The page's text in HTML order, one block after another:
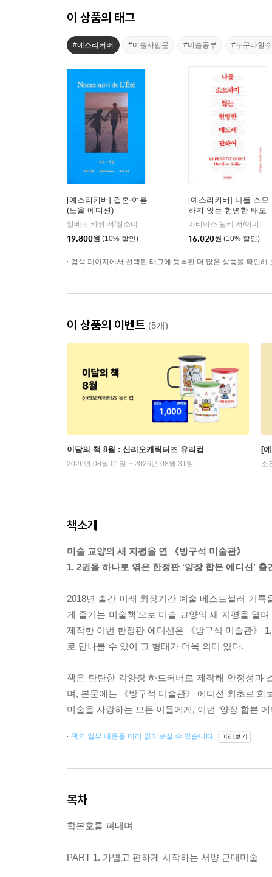
이 상품의 태그
#예스리커버 #미술사입문 #미술공부 #누구나할
[예스리커버] 결혼·여름
(노을 에디션)
알베르 카뮈 저/장소미 역
19,800원 (10% 할인)
[예스리커버] 나를 소모
하지 않는 현명한 태도
에 관하여
마티아스 뇔케 저/이미옥 역
16,020원 (10% 할인)
검색 페이지에서 선택된 태그에 등록된 더 많은 상품을 확인해
이 상품의 이벤트 (5개)
이달의 책 8월 : 산리오캐릭터즈 유리컵
2026년 08월 01일 ~ 2026년 08월 31일
[
소
책소개
미술 교양의 새 지평을 연 《방구석 미술관》
1, 2권을 하나로 엮은 한정판 ‘양장 합본 에디션’ 출
2018년 출간 이래 최장기간 예술 베스트셀러 기
게 즐기는 미술책’으로 미술 교양의 새 지평을 열
제작한 이번 한정판 에디션은 《방구석 미술관》
로 만나볼 수 있어 그 형태가 더욱 의미 있다.
책은 탄탄한 각양장 하드커버로 제작해 안정성과
며, 본문에는 《방구석 미술관》 에디션 최초로
미술을 사랑하는 모든 이들에게, 이번 ‘양장 합본
책의 일부 내용을 미리 읽어보실 수 있습니다. 미리보기
목차
합본호를 펴내며
PART 1. 가볍고 편하게 시작하는 서양 근대미술